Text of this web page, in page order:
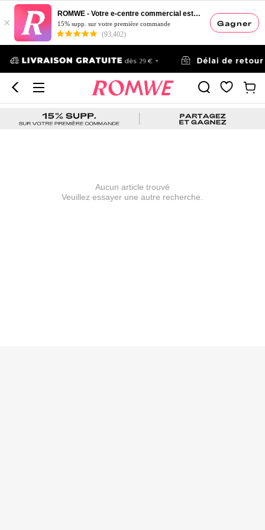
Gagner
×
ROMWE - Votre e-centre commercial esthétique
15% supp. sur votre première commande
(93,402)
Aucun article trouvé
Veuillez essayer une autre recherche.